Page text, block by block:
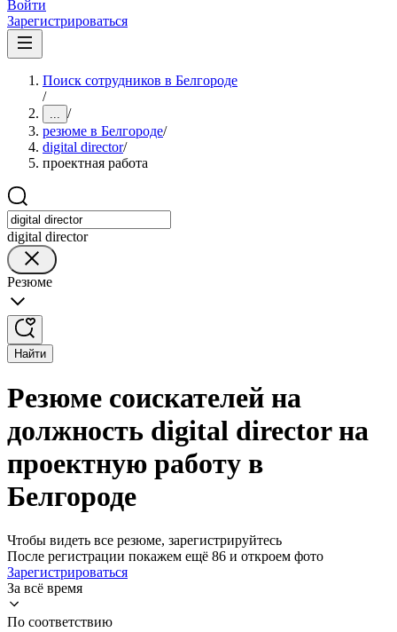
Войти
Зарегистрироваться
Поиск сотрудников в Белгороде
/
... /
резюме в Белгороде/
digital director/
проектная работа
digital director
Резюме
Найти
Резюме соискателей на
должность digital director на
проектную работу в
Белгороде
Чтобы видеть все резюме, зарегистрируйтесь
После регистрации покажем ещё 86 и откроем фото
Зарегистрироваться
За всё время
По соответствию